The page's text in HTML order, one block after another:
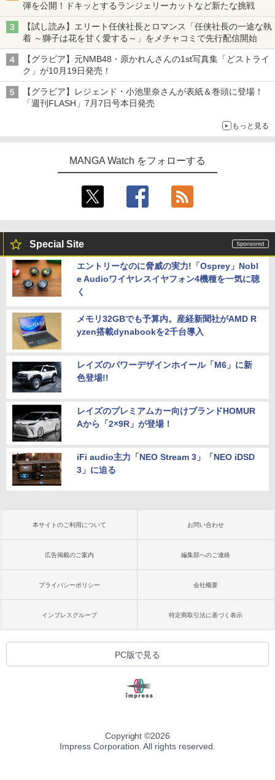
弾を公開！ドキッとするランジェリーカットなど新たな挑戦
【試し読み】エリート任侠社長とロマンス「任侠社長の一途な執
着 ～獅子は花を甘く愛する～」をメチャコミで先行配信開始
【グラビア】元NMB48・原かれんさんの1st写真集「どストライ
ク」が10月19日発売！
【グラビア】レジェンド・小池里奈さんが表紙＆巻頭に登場！
「週刊FLASH」7月7日号本日発売
もっと見る
MANGA Watch をフォローする
Special Site
エントリーなのに脅威の実力!「Osprey」Nobl
e Audioワイヤレスイヤフォン4機種を一気に聴
く
メモリ32GBでも予算内。産経新聞社がAMD R
yzen搭載dynabookを2千台導入
レイズのパワーデザインホイール「M6」に新
色登場!!
レイズのプレミアムカー向けブランドHOMUR
Aから「2×9R」が登場！
iFi audio主力「NEO Stream 3」「NEO iDSD
3」に迫る
本サイトのご利用について お問い合わせ
広告掲載のご案内 編集部へのご連絡
プライバシーポリシー 会社概要
インプレスグループ 特定商取引法に基づく表示
PC版で見る
Copyright ©2026
Impress Corporation. All rights reserved.